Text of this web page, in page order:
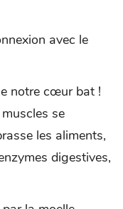
avec le
notre cœur bat !
se
les aliments,
digestives,